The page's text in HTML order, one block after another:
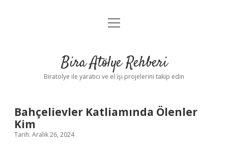
Anasayfa
Yasal Uyarı
menüyü
Bira Atölye Rehberi
Biratolye ile yaratıcı ve el işi projelerini takip edin
Bahçelievler Katliamında Ölenler
Kim
Tarih: Aralık 26, 2024